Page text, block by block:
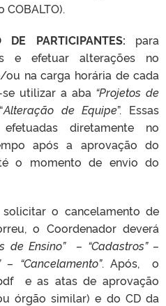
DE PARTICIPANTES: para
e efetuar alterações no
na carga horária de cada
utilizar a aba “Projetos de
“Alteração de Equipe”. Essas
diretamente no
após a aprovação do
o momento de envio do
o cancelamento de
o Coordenador deverá
de Ensino” – “Cadastros” –
“Cancelamento”. Após, o
e as atas de aprovação
órgão similar) e do CD da